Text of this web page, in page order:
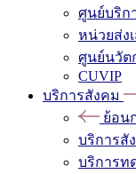
ศูนย์บริก
หน่วยส่ง
ศูนย์นวัต
CUVIP
บริการสังคม
ย้อน
บริการสั
บริการท